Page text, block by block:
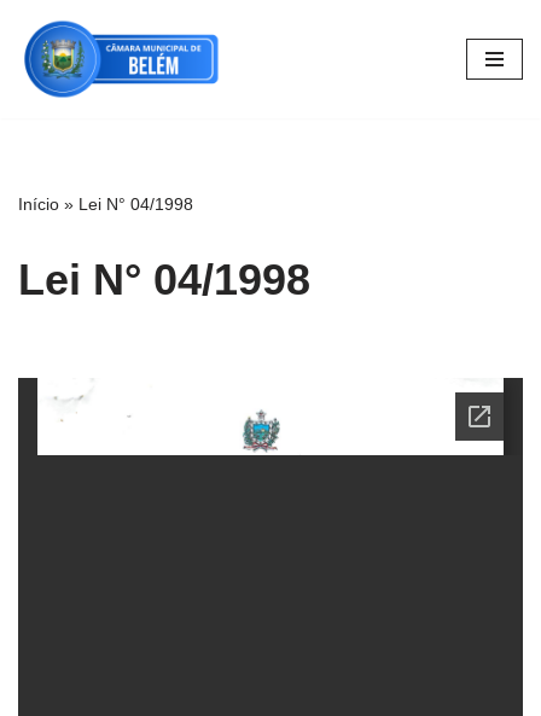
Pular
para
Início » Lei N° 04/1998
Lei N° 04/1998